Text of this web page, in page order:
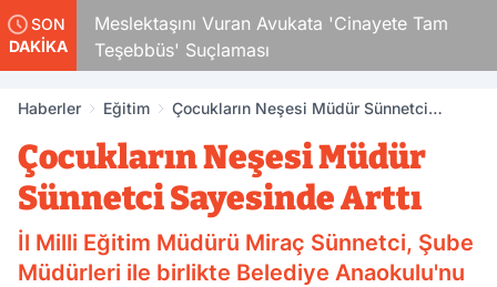
SON
DAKİKA
Meslektaşını Vuran Avukata 'Cinayete Tam
Teşebbüs' Suçlaması
Haberler Eğitim
Çocukların Neşesi Müdür Sünnetci
Çocukların Neşesi Müdür
Sünnetci Sayesinde Arttı
İl Milli Eğitim Müdürü Miraç Sünnetci, Şube
Müdürleri ile birlikte Belediye Anaokulu'nu